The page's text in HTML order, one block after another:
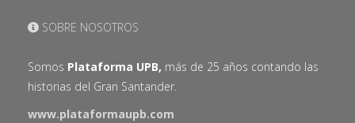
SOBRE NOSOTROS
Somos Plataforma UPB, más de 25 años contando las
historias del Gran Santander.
www.plataformaupb.com